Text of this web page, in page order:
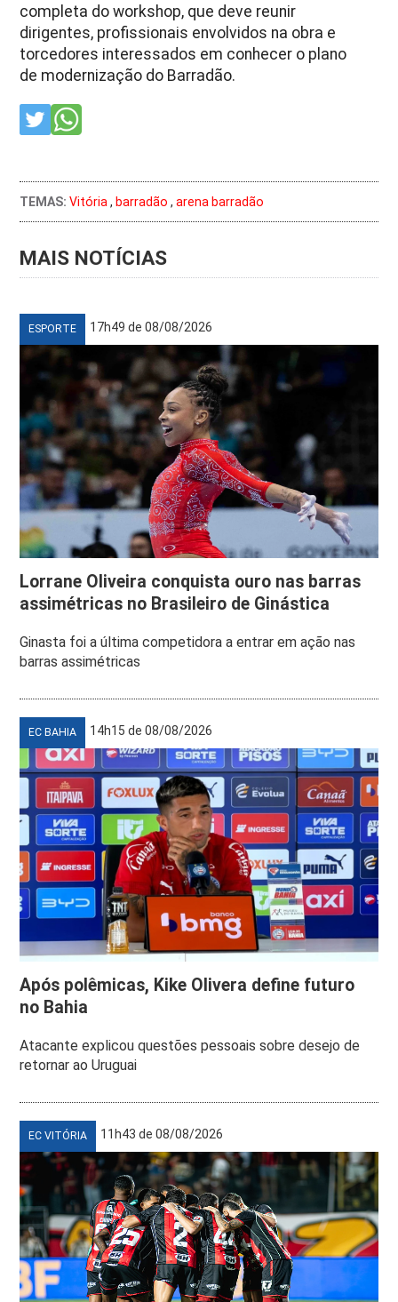
completa do workshop, que deve reunir
dirigentes, profissionais envolvidos na obra e
torcedores interessados em conhecer o plano
de modernização do Barradão.
TEMAS: Vitória , barradão ,arena barradão
MAIS NOTÍCIAS
ESPORTE 17h49 de 08/08/2026
Lorrane Oliveira conquista ouro nas barras
assimétricas no Brasileiro de Ginástica
Ginasta foi a última competidora a entrar em ação nas
barras assimétricas
EC BAHIA 14h15 de 08/08/2026
Após polêmicas, Kike Olivera define futuro
no Bahia
Atacante explicou questões pessoais sobre desejo de
retornar ao Uruguai
EC VITÓRIA 11h43 de 08/08/2026